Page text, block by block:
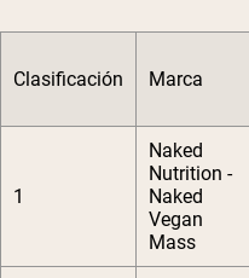
Clasificación Marca
1
Naked
Nutrition -
Naked
Vegan
Mass